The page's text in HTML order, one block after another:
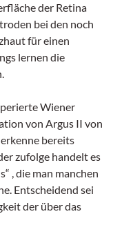
der Retina
bei den noch
für einen
lernen die
Wiener
von Argus II von
bereits
zufolge handelt es
, die man manchen
Entscheidend sei
der über das